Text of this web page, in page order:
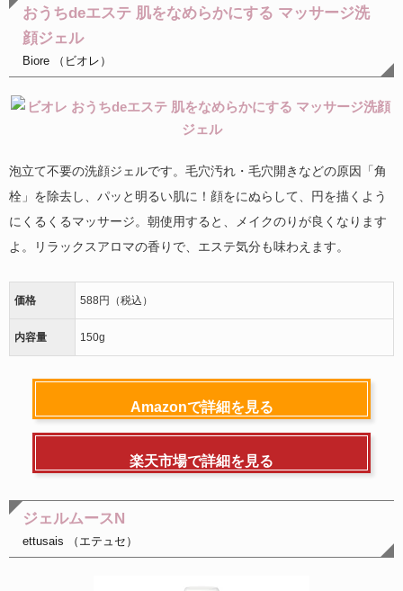
おうちdeエステ 肌をなめらかにする マッサージ洗
顔ジェル
Biore （ビオレ）
泡立て不要の洗顔ジェルです。毛穴汚れ・毛穴開きなどの原因「角
栓」を除去し、パッと明るい肌に！顔をにぬらして、円を描くよう
にくるくるマッサージ。朝使用すると、メイクのりが良くなります
よ。リラックスアロマの香りで、エステ気分も味わえます。
価格 588円（税込）
内容量 150g
Amazonで詳細を見る
楽天市場で詳細を見る
ジェルムースN
ettusais （エテュセ）